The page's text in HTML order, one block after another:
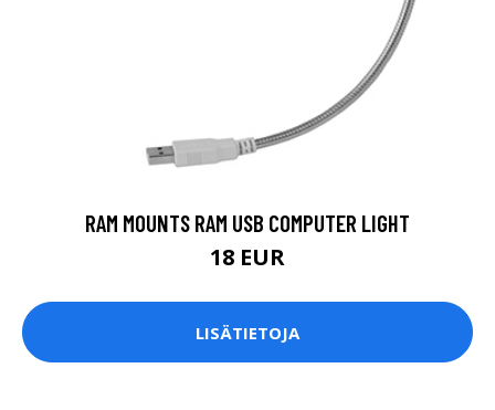
RAM MOUNTS RAM USB COMPUTER LIGHT
18 EUR
LISÄTIETOJA